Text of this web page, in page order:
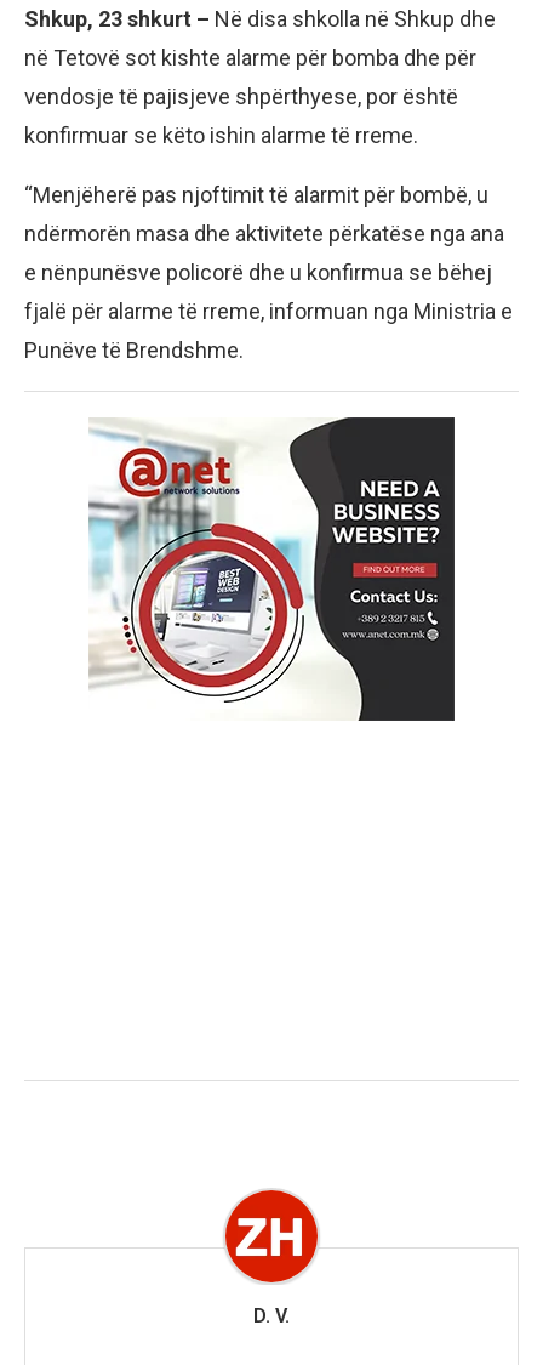
Shkup, 23 shkurt – Në disa shkolla në Shkup dhe
në Tetovë sot kishte alarme për bomba dhe për
vendosje të pajisjeve shpërthyese, por është
konfirmuar se këto ishin alarme të rreme.
“Menjëherë pas njoftimit të alarmit për bombë, u
ndërmorën masa dhe aktivitete përkatëse nga ana
e nënpunësve policorë dhe u konfirmua se bëhej
fjalë për alarme të rreme, informuan nga Ministria e
Punëve të Brendshme.
D. V.